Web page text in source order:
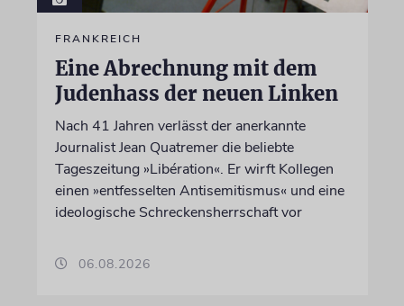
FRANKREICH
Eine Abrechnung mit dem
Judenhass der neuen Linken
Nach 41 Jahren verlässt der anerkannte
Journalist Jean Quatremer die beliebte
Tageszeitung »Libération«. Er wirft Kollegen
einen »entfesselten Antisemitismus« und eine
ideologische Schreckensherrschaft vor
06.08.2026